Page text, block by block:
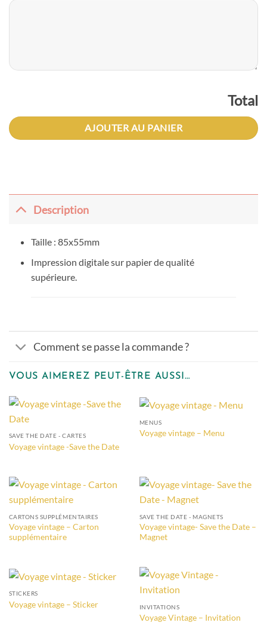
Total
AJOUTER AU PANIER
Description
Taille : 85x55mm
Impression digitale sur papier de qualité
supérieure.
Comment se passe la commande ?
VOUS AIMEREZ PEUT-ÊTRE AUSSI…
SAVE THE DATE - CARTES
Voyage vintage -Save the Date
MENUS
Voyage vintage – Menu
CARTONS SUPPLÉMENTAIRES
Voyage vintage – Carton
supplémentaire
SAVE THE DATE - MAGNETS
Voyage vintage- Save the Date –
Magnet
STICKERS
Voyage vintage – Sticker INVITATIONS
Voyage Vintage – Invitation